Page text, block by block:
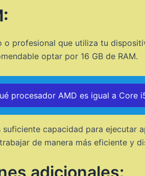
o profesional que utiliza tu
optar por 16 GB de RAM.
procesador AMD es igual a Core
suficiente capacidad para
de manera más eficiente y